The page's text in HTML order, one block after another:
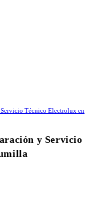
Técnico Electrolux en
y Servicio